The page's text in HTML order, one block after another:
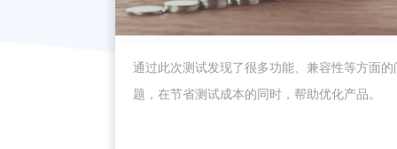
通过此次测试发现了很多功能、兼容性等方面的
题，在节省测试成本的同时，帮助优化产品。